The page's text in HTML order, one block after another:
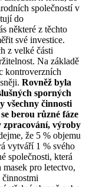
společností v
do
některé z těchto
své investice.
z velké části
Na základě
kontroverzních
Rovněž byla
sporných
všechny činnosti
berou různé fáze
zpracování, výroby
že 5 % objemu
vytváří 1 % svého
společnosti, která
pro letectvo,
činnostmi